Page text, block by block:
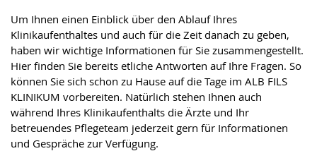
Um Ihnen einen Einblick über den Ablauf Ihres
Klinikaufenthaltes und auch für die Zeit danach zu geben,
haben wir wichtige Informationen für Sie zusammengestellt.
Hier finden Sie bereits etliche Antworten auf Ihre Fragen. So
können Sie sich schon zu Hause auf die Tage im ALB FILS
KLINIKUM vorbereiten. Natürlich stehen Ihnen auch
während Ihres Klinikaufenthalts die Ärzte und Ihr
betreuendes Pflegeteam jederzeit gern für Informationen
und Gespräche zur Verfügung.